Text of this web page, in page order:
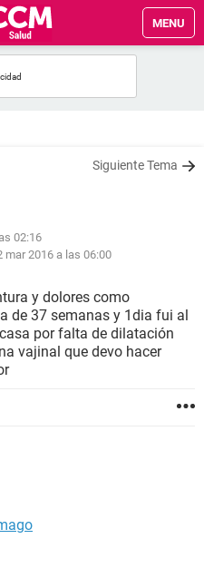
MENU
Siguiente Tema
02:16
mar 2016 a las 06:00
y dolores como
de 37 semanas y 1dia fui al
por falta de dilatación
vajinal que devo hacer